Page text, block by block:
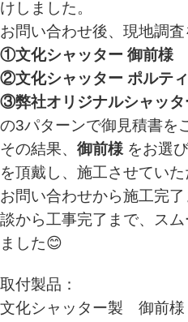
けしました。
お問い合わせ後、現地調査
①文化シャッター 御前様
②文化シャッター ポルテ
③弊社オリジナルシャッタ
の3パターンで御見積書を
その結果、 御前様をお選
を頂戴し、施工させていた
お問い合わせから施工完
談から工事完了まで、ス
ました😊
取付製品：
文化シャッター製 御前